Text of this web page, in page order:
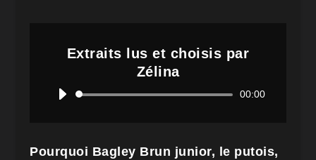
Extraits lus et choisis par
Zélina
Lecteur
00:00
Pourquoi Bagley Brun junior, le putois,